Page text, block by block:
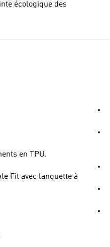
écologique des
en TPU.
Fit avec languette à